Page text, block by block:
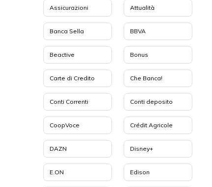
Assicurazioni Attualità
Banca Sella BBVA
Beactive Bonus
Carte di Credito Che Banca!
Conti Correnti Conti deposito
CoopVoce Crédit Agricole
DAZN Disney+
E.ON Edison